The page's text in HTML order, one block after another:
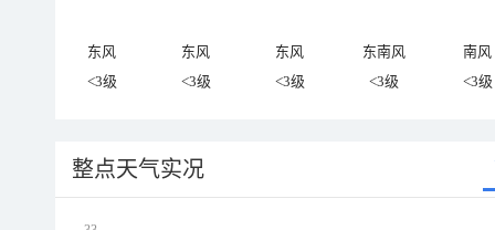
东风 东风 东风 东南风
南风
<3级
<3级 <3级 <3级 <3级
整点天气实况